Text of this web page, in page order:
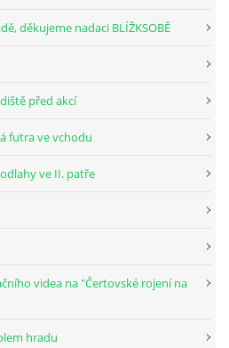
děkujeme nadaci BLÍŽKSOBĚ
před akcí
futra ve vchodu
ve II. patře
videa na "Čertovské rojení na
hradu